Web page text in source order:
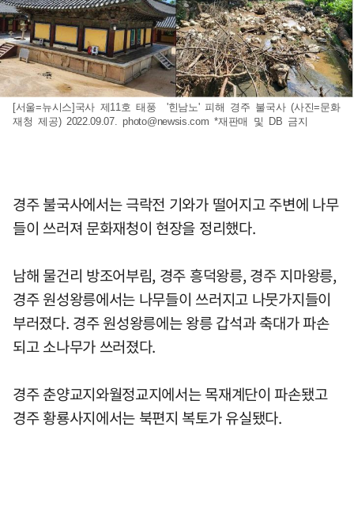
[서울=뉴시스]국사 제11호 태풍 '힌남노' 피해 경주 불국사 (사진=문화
재청 제공) 2022.09.07.photo@newsis.com *재판매 및 DB 금지
경주 불국사에서는 극락전 기와가 떨어지고 주변에 나무
들이 쓰러져 문화재청이 현장을 정리했다.
남해 물건리 방조어부림, 경주 흥덕왕릉, 경주 지마왕릉,
경주 원성왕릉에서는 나무들이 쓰러지고 나뭇가지들이
부러졌다. 경주 원성왕릉에는 왕릉 갑석과 축대가 파손
되고 소나무가 쓰러졌다.
경주 춘양교지와월정교지에서는 목재계단이 파손됐고
경주 황룡사지에서는 북편지 복토가 유실됐다.